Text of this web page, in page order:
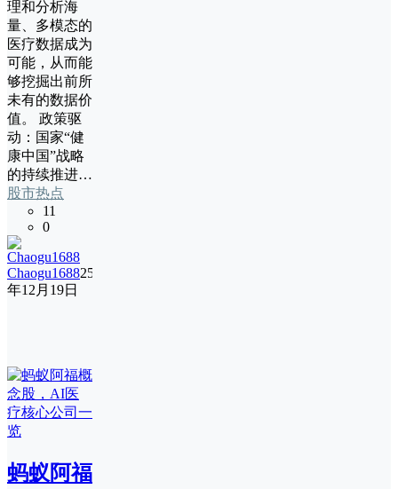
理和分析海
量、多模态的
医疗数据成为
可能，从而能
够挖掘出前所
未有的数据价
值。 政策驱
动：国家“健
康中国”战略
的持续推进…
股市热点
11
0
Chaogu168825
年12月19日
蚂蚁阿福